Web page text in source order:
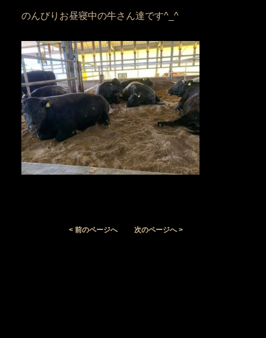
のんびりお昼寝中の牛さん達です^_^
< 前のページへ 次のページへ >